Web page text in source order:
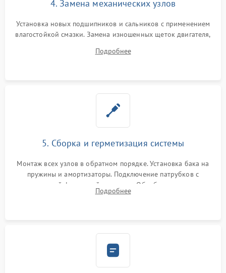
4. Замена механических узлов
Установка новых подшипников и сальников с применением
влагостойкой смазки. Замена изношенных щеток двигателя,
или поврежденной резиновой манжеты.
Подробнее
5. Сборка и герметизация системы
Монтаж всех узлов в обратном порядке. Установка бака на
пружины и амортизаторы. Подключение патрубков с
надежной фиксацией хомутами. Обработка стыков
герметиком для предотвращения возможных протечек воды.
Подробнее